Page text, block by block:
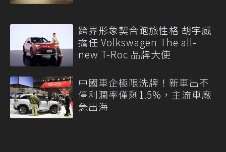
跨界形象契合跑旅性格 胡宇威
擔任 Volkswagen The all-
new T-Roc 品牌大使
中國車企極限洗牌！新車出不
停利潤率僅剩1.5%，主流車廠
急出海